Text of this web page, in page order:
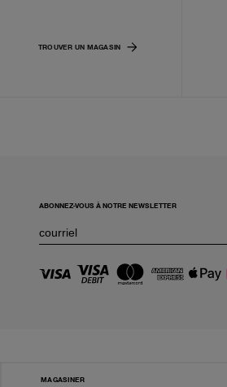
TROUVER UN MAGASIN
ABONNEZ-VOUS À NOTRE NEWSLETTER
MAGASINER